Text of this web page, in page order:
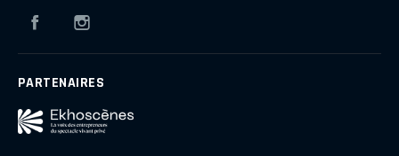
Facebook
PARTENAIRES